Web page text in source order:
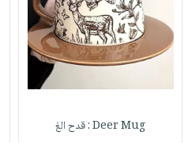
Deer Mug : قدح الغ